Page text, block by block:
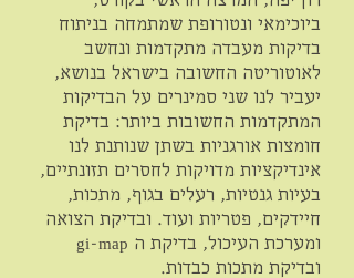
ביוכימאי ונטורופת שמתמחה בניתוח
בדיקות מעבדה מתקדמות ונחשב
לאוטוריטה החשובה בישראל בנושא,
יעביר לנו שני סמינרים על הבדיקות
המתקדמות החשובות ביותר: בדיקת
חומצות אורגניות בשתן שנותנת לנו
אינדיקציות מדויקות לחסרים תזונתיים,
בעיות גנטיות, רעלים בגוף, מתכות,
חיידקים, פטריות ועוד. ובדיקת הצואה
ומערכת העיכול, בדיקת ה gi-map
ובדיקת מתכות כבדות.